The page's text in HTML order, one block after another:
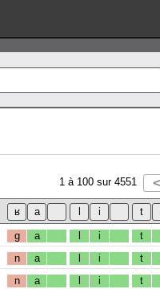
1 à 100 sur 4551
g a l i t
n a l i t
n a l i t